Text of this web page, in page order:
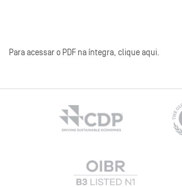
Para acessar o PDF na íntegra, clique aqui.